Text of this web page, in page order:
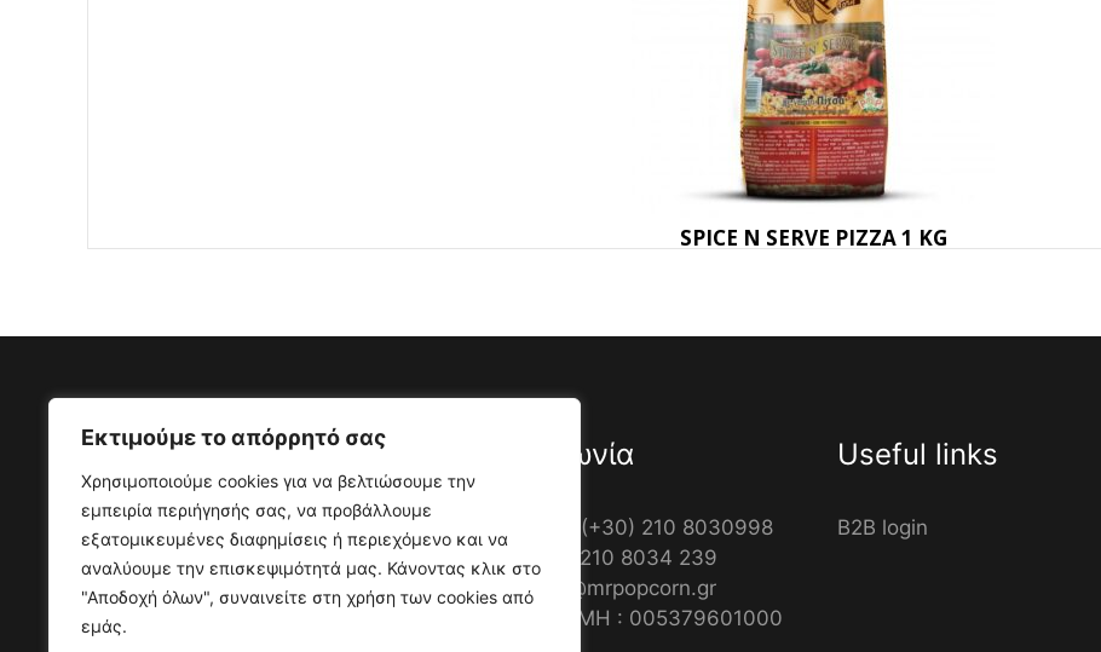
Εκτιμούμε το απόρρητό σας
Χρησιμοποιούμε cookies για να βελτιώσουμε την
εμπειρία περιήγησής σας, να προβάλλουμε
εξατομικευμένες διαφημίσεις ή περιεχόμενο και να
αναλύουμε την επισκεψιμότητά μας. Κάνοντας κλικ στο
"Αποδοχή όλων", συναινείτε στη χρήση των cookies από
εμάς.
SPICE N SERVE PIZZA 1 KG
Διεύθυνση
Επικοινωνία,
Δασκαλογιάννη 15, 14452,
Μεταμόρφωση Αθήνα - Ελλάδα
Επικοινωνία
Τηλέφωνο: (+30) 210 8030998
Φαξ: (+30) 210 8034 239
Email: info@mrpopcorn.gr
Αριθμός ΓΕΜΗ : 005379601000
Useful links
B2B login